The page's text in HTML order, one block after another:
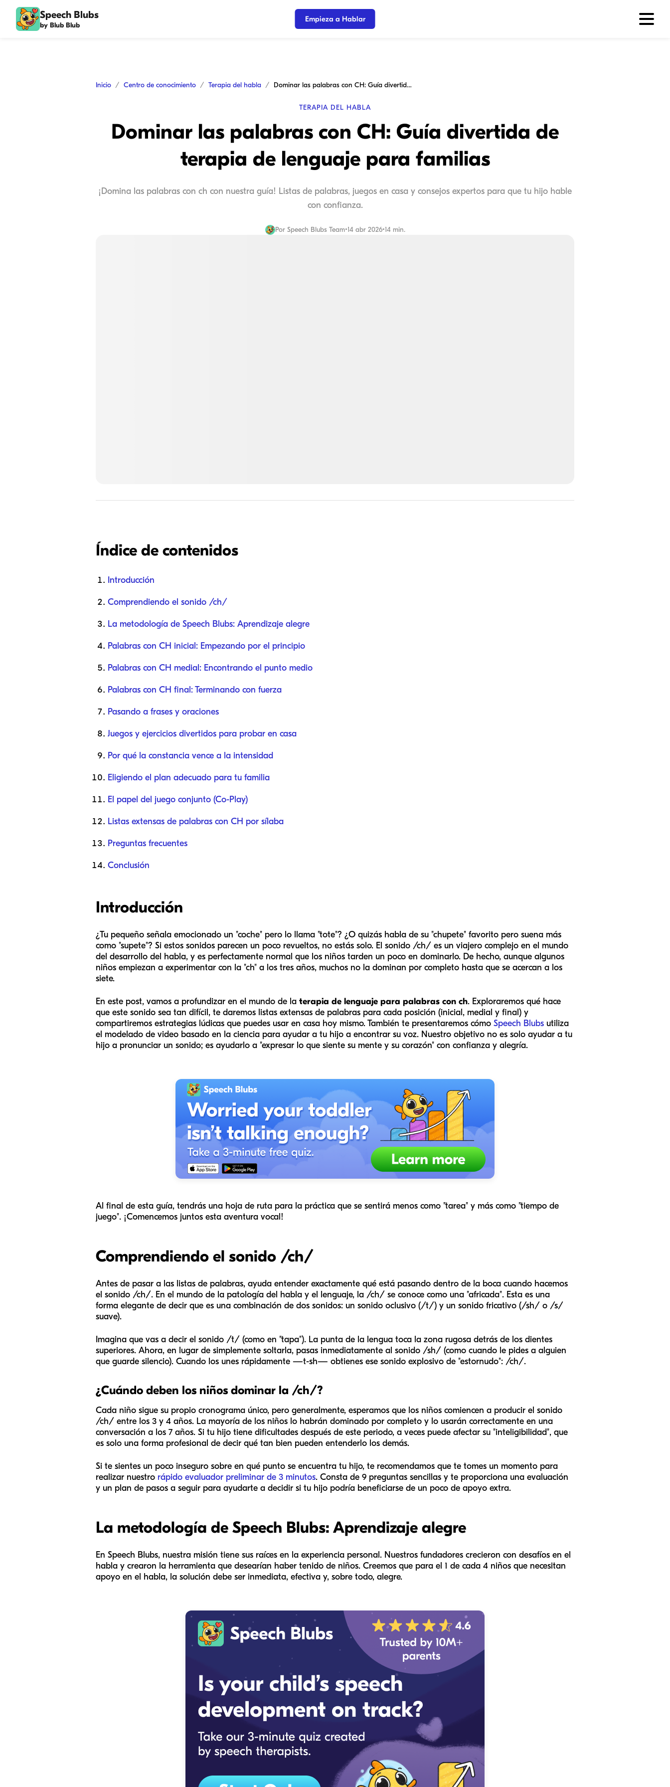
Speech Blubs
by Blub Blub
Empieza a Hablar
Inicio Centro de conocimiento Terapia del habla Dominar las palabras con CH: Guía divertida de terapia de lenguaje para familias
TERAPIA DEL HABLA
Dominar las palabras con CH: Guía divertida de
terapia de lenguaje para familias
¡Domina las palabras con ch con nuestra guía! Listas de palabras, juegos en casa y consejos expertos para que tu hijo hable
con confianza.
Por Speech Blubs Team•14 abr 2026•14 min.
Índice de contenidos
Introducción
Comprendiendo el sonido /ch/
La metodología de Speech Blubs: Aprendizaje alegre
Palabras con CH inicial: Empezando por el principio
Palabras con CH medial: Encontrando el punto medio
Palabras con CH final: Terminando con fuerza
Pasando a frases y oraciones
Juegos y ejercicios divertidos para probar en casa
Por qué la constancia vence a la intensidad
Eligiendo el plan adecuado para tu familia
El papel del juego conjunto (Co-Play)
Listas extensas de palabras con CH por sílaba
Preguntas frecuentes
Conclusión
Introducción
¿Tu pequeño señala emocionado un "coche" pero lo llama "tote"? ¿O quizás habla de su "chupete" favorito pero suena más
como "supete"? Si estos sonidos parecen un poco revueltos, no estás solo. El sonido /ch/ es un viajero complejo en el mundo
del desarrollo del habla, y es perfectamente normal que los niños tarden un poco en dominarlo. De hecho, aunque algunos
niños empiezan a experimentar con la "ch" a los tres años, muchos no la dominan por completo hasta que se acercan a los
siete.
En este post, vamos a profundizar en el mundo de la terapia de lenguaje para palabras con ch. Exploraremos qué hace
que este sonido sea tan difícil, te daremos listas extensas de palabras para cada posición (inicial, medial y final) y
compartiremos estrategias lúdicas que puedes usar en casa hoy mismo. También te presentaremos cómo Speech Blubs utiliza
el modelado de video basado en la ciencia para ayudar a tu hijo a encontrar su voz. Nuestro objetivo no es solo ayudar a tu
hijo a pronunciar un sonido; es ayudarlo a "expresar lo que siente su mente y su corazón" con confianza y alegría.
Al final de esta guía, tendrás una hoja de ruta para la práctica que se sentirá menos como "tarea" y más como "tiempo de
juego". ¡Comencemos juntos esta aventura vocal!
Comprendiendo el sonido /ch/
Antes de pasar a las listas de palabras, ayuda entender exactamente qué está pasando dentro de la boca cuando hacemos
el sonido /ch/. En el mundo de la patología del habla y el lenguaje, la /ch/ se conoce como una "africada". Esta es una
forma elegante de decir que es una combinación de dos sonidos: un sonido oclusivo (/t/) y un sonido fricativo (/sh/ o /s/
suave).
Imagina que vas a decir el sonido /t/ (como en "tapa"). La punta de la lengua toca la zona rugosa detrás de los dientes
superiores. Ahora, en lugar de simplemente soltarla, pasas inmediatamente al sonido /sh/ (como cuando le pides a alguien
que guarde silencio). Cuando los unes rápidamente —t-sh— obtienes ese sonido explosivo de "estornudo": /ch/.
¿Cuándo deben los niños dominar la /ch/?
Cada niño sigue su propio cronograma único, pero generalmente, esperamos que los niños comiencen a producir el sonido
/ch/ entre los 3 y 4 años. La mayoría de los niños lo habrán dominado por completo y lo usarán correctamente en una
conversación a los 7 años. Si tu hijo tiene dificultades después de este periodo, a veces puede afectar su "inteligibilidad", que
es solo una forma profesional de decir qué tan bien pueden entenderlo los demás.
Si te sientes un poco inseguro sobre en qué punto se encuentra tu hijo, te recomendamos que te tomes un momento para
realizar nuestro rápido evaluador preliminar de 3 minutos. Consta de 9 preguntas sencillas y te proporciona una evaluación
y un plan de pasos a seguir para ayudarte a decidir si tu hijo podría beneficiarse de un poco de apoyo extra.
La metodología de Speech Blubs: Aprendizaje alegre
En Speech Blubs, nuestra misión tiene sus raíces en la experiencia personal. Nuestros fundadores crecieron con desafíos en el
habla y crearon la herramienta que desearían haber tenido de niños. Creemos que para el 1 de cada 4 niños que necesitan
apoyo en el habla, la solución debe ser inmediata, efectiva y, sobre todo, alegre.